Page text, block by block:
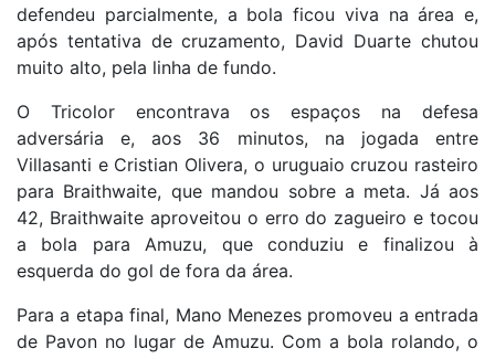
defendeu parcialmente, a bola ficou viva na área e,
após tentativa de cruzamento, David Duarte chutou
muito alto, pela linha de fundo.
O Tricolor encontrava os espaços na defesa
adversária e, aos 36 minutos, na jogada entre
Villasanti e Cristian Olivera, o uruguaio cruzou rasteiro
para Braithwaite, que mandou sobre a meta. Já aos
42, Braithwaite aproveitou o erro do zagueiro e tocou
a bola para Amuzu, que conduziu e finalizou à
esquerda do gol de fora da área.
Para a etapa final, Mano Menezes promoveu a entrada
de Pavon no lugar de Amuzu. Com a bola rolando, o